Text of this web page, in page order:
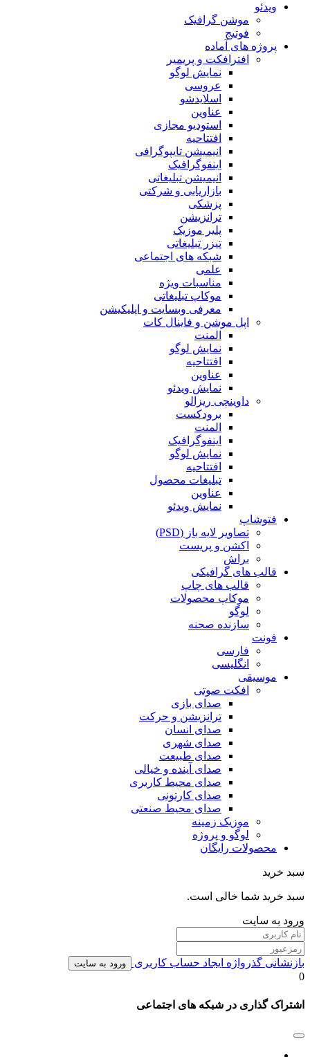
ویدئو
موشن گرافیک
فوتیج
پروژه های آماده
افترافکت و پریمیر
نمایش لوگو
عروسی
اسلایدشو
عناوین
استودیو مجازی
افتتاحیه
انیمیشن تایپوگرافی
اینفوگرافیک
انیمیشن تبلیغاتی
بازاریابی و شرکتی
پزشکی
ترانزیشن
پلیر موزیک
تیزر تبلیغاتی
شبکه های اجتماعی
علمی
مناسبات ویژه
موکاپ تبلیغاتی
معرفی وبسایت و اپلیکیشن
اپل موشن و فاینال کات
المنت
نمایش لوگو
افتتاحیه
عناوین
نمایش ویدئو
داوینچی ریزالو
برودکست
المنت
اینفوگرافیک
نمایش لوگو
افتتاحیه
تبلیغات محصول
عناوین
نمایش ویدئو
فتوشاپ
تصاویر لایه باز (PSD)
اکشن و پریست
براش
قالب های گرافیکی
قالب های چاپ
موکاپ محصولات
لوگو
سازنده صحنه
فونت
فارسی
انگلیسی
موسیقی
افکت صوتی
صدای بازی
ترانزیشن و حرکت
صدای انسان
صدای شهری
صدای طبیعت
صدای آینده و خیالی
صدای محیط کاربری
صدای کارتونی
صدای محیط صنعتی
موزیک زمینه
لوگو و پروژه
محصولات رایگان
سبد خرید
سبد خرید شما خالی است.
ورود به سایت
بازنشانی گذرواژه ایجاد حساب کاربری ورود به سایت
0
اشتراک گذاری در شبکه های اجتماعی